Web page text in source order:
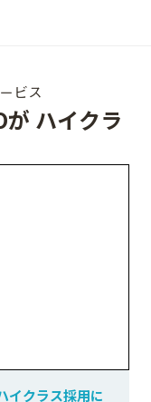
ビス
が ハイクラ
イクラス採用に